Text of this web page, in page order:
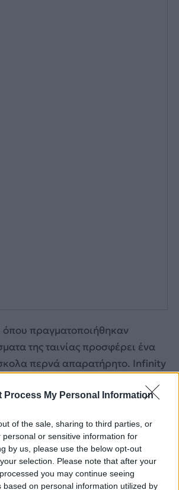
Process My Personal Information
of the sale, sharing to third parties, or
personal or sensitive information for
by us, please use the below opt-out
selection. Please note that after your
you may continue seeing
based on personal information utilized by
όπου πραγματοποιήθηκαν
της ταινίας προσφέρει ένα
περνά απαρατήρητο. Infinity
στη θάλασσα συνθέτουν ένα
στην παραγωγή μια πολυτελή
αισθητική.
αυτός το νέο πρόσωπο του